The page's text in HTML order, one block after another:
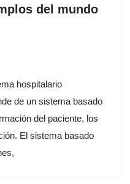
del mundo
hospitalario
de un sistema basado
del paciente, los
El sistema basado